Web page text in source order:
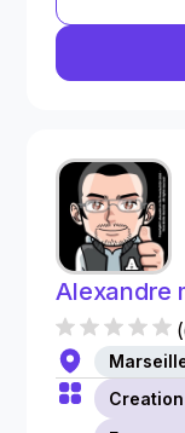
Alexandre
(